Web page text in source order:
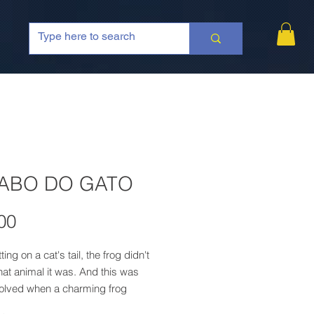
DO GATO
Price
on a cat's tail, the frog didn't
animal it was. And this was
when a charming frog